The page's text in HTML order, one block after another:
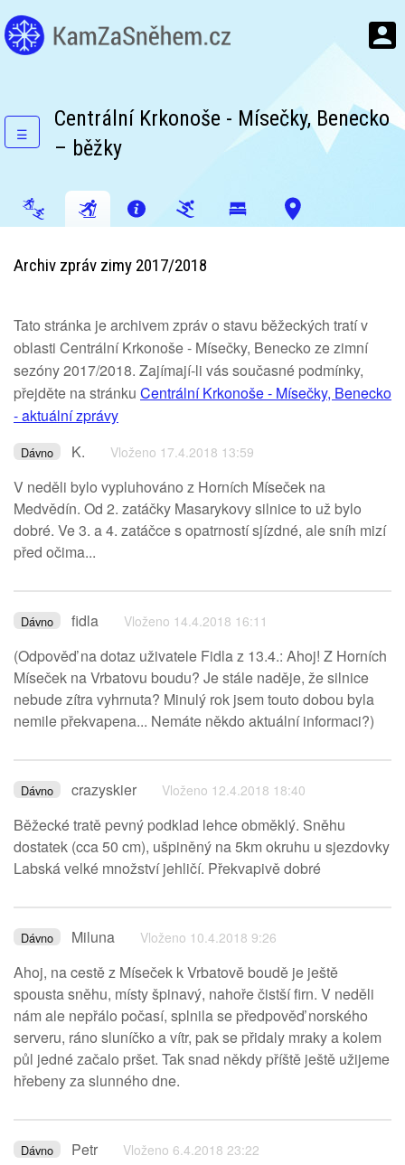
☰
Centrální Krkonoše - Mísečky, Benecko
– běžky
Archiv zpráv zimy 2017/2018
Tato stránka je archivem zpráv o stavu běžeckých tratí v
oblasti Centrální Krkonoše - Mísečky, Benecko ze zimní
sezóny 2017/2018. Zajímají-li vás současné podmínky,
přejděte na stránku Centrální Krkonoše - Mísečky, Benecko
- aktuální zprávy
Dávno K. Vloženo 17.4.2018 13:59
V neděli bylo vypluhováno z Horních Míseček na
Medvědín. Od 2. zatáčky Masarykovy silnice to už bylo
dobré. Ve 3. a 4. zatáčce s opatrností sjízdné, ale sníh mizí
před očima...
Dávno fidla Vloženo 14.4.2018 16:11
(Odpověď na dotaz uživatele Fidla z 13.4.: Ahoj! Z Horních
Míseček na Vrbatovu boudu? Je stále naděje, že silnice
nebude zítra vyhrnuta? Minulý rok jsem touto dobou byla
nemile překvapena... Nemáte někdo aktuální informaci?)
Dávno crazyskier Vloženo 12.4.2018 18:40
Běžecké tratě pevný podklad lehce obměklý. Sněhu
dostatek (cca 50 cm), ušpiněný na 5km okruhu u sjezdovky
Labská velké množství jehličí. Překvapivě dobré
Dávno Miluna Vloženo 10.4.2018 9:26
Ahoj, na cestě z Míseček k Vrbatově boudě je ještě
spousta sněhu, místy špinavý, nahoře čistší firn. V neděli
nám ale nepřálo počasí, splnila se předpověď norského
serveru, ráno sluníčko a vítr, pak se přidaly mraky a kolem
půl jedné začalo pršet. Tak snad někdy příště ještě užijeme
hřebeny za slunného dne.
Dávno Petr Vloženo 6.4.2018 23:22